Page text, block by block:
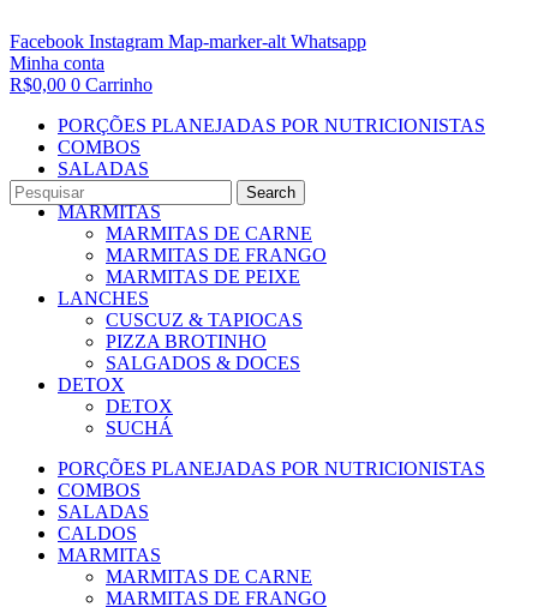
Search
Facebook Instagram Map-marker-alt Whatsapp
Minha conta
R$0,00 0 Carrinho
PORÇÕES PLANEJADAS POR NUTRICIONISTAS​
COMBOS
SALADAS
CALDOS
MARMITAS
MARMITAS DE CARNE
MARMITAS DE FRANGO
MARMITAS DE PEIXE
LANCHES
CUSCUZ & TAPIOCAS
PIZZA BROTINHO
SALGADOS & DOCES
DETOX
DETOX
SUCHÁ
PORÇÕES PLANEJADAS POR NUTRICIONISTAS​
COMBOS
SALADAS
CALDOS
MARMITAS
MARMITAS DE CARNE
MARMITAS DE FRANGO